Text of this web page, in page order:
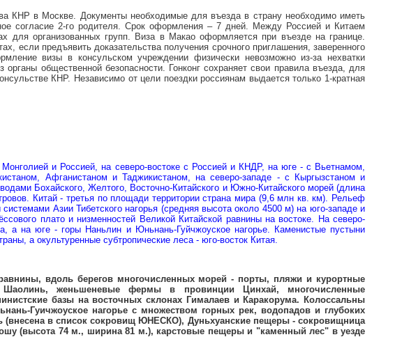
КНР в Москве. Документы необходимые для въезда в страну необходимо иметь
согласие 2-го родителя. Срок оформления – 7 дней. Между Россией и Китаем
для организованных групп. Виза в Макао оформляется при въезде на границе.
если предъявить доказательства получения срочного приглашения, заверенного
визы в консульском учреждении физически невозможно из-за нехватки
общественной безопасности. Гонконг сохраняет свои правила въезда, для
КНР. Независимо от цели поездки россиянам выдается только 1-кратная
и Россией, на северо-востоке с Россией и КНДР, на юге - с Вьетнамом,
Афганистаном и Таджикистаном, на северо-западе - c Кыргызстаном и
Бохайского, Желтого, Восточно-Китайского и Южно-Китайского морей (длина
Китай - третья по площади территории страна мира (9,6 млн кв. км). Рельеф
Азии Тибетского нагорья (средняя высота около 4500 м) на юго-западе и
плато и низменностей Великой Китайской равнины на востоке. На северо-
а на юге - горы Наньлин и Юньнань-Гуйчжоуское нагорье. Каменистые пустыни
а окультуренные субтропические леса - юго-восток Китая.
на 52 км. тянется знаменитый "Золотой пляж", обрамленный громадными песчаными дюнами. Неподалеку лежат не менее известные морские курорты Хэбэй и Кинхуангдао. В древнем городе Сиань находится уникальный музей терракотовых фигур воинов и коней из гробницы императора Циньшихуана, а около Чжоукоудянь расположены внесенные в список культурного наследия ЮНЕСКО уникальные археологические участки - место обнаружения ископаемых останков наиболее ранних форм человека. В Сучжоу насчитывается более 100 хорошо сохранившихся садово-парковых ансамблей, созданных многими поколениями императорских династий. К юго-востоку от Пекина находятся знаменитая живописная гора Тайшань - одна из наиболее почитаемых святынь в из пяти священных гор даосизма, а также храм Конфуция (478 г. до н. э.) и архитектурно-парковый комплекс резиденции Яньшэнгун недалеко от города Цюйфу с комплексом окружающих его особняков и "Лесом Конфуция" - огромным парком с уникальными деревьями и лучше всего сохранившимся древним кладбищем Китая. Расположенный в провинции Шаньси город Пинъяо был основан в VII-VIII вв. до н. э. и известен древней городской стеной (1370 г.) длиной более 6 км., храмом Чжэньгосы с деревянным павильоном Ваньфосы (X в.), уникальными храмами Шуанлиньсы (571 г.) и Цинсюйгуань (657 г.), а также старинными лавками и множеством храмов и монастырей. Город внесен в Список всемирного наследия ЮНЕСКО. Ещё один древний город из Списка всемирного наследия ЮНЕСКО - маленький Лицзян в провинции Юньнань. Главная достопримечательность города - выложенная разноцветными каменными плитами улица-площадь Сыфан - один из центров Шелкового и Чайного торговых путей древности. Особое очарование городу придают пересекающие его сотни ручьев и речушек, через которые переброшены около 1000 мостов, построенных в разные эпохи и в разных стилях. В Гуанчжоу, главном городе провинции Гуандун, протянувшейся вдоль побережья Южно-Китайского моря, стоит посетить главный зоопарк страны, музей Гуанчжоу, мечети Гуантасы и Хуайсенг, пагоду Женхай и храм Шести Смоковниц. Сам город представляет собой открытую экономическую зону с чрезвычайно развитой торговлей и начинающей интенсивно развиваться сферой морских курортов. Близлежащий Наньцзин, древняя (до 1420 г.) столица страны, славится широкими бульварами и тенистыми деревьями, что в условиях достаточно жаркого местного климата (его часто называют "одна из трех печей Китая") превращает его в своеобразный оазис. Здесь сохранились многочисленные средневековые сооружения, в том числе городская стена эпохи Мин (33 км. - самая длинная городская стена мира), храмы и пагоды, а также мавзолей первого президента Китайской республики Сунь Ятсена восточнее города. Чунцин - один из древних городов Китая, его история насчитывает более 3 тыс. лет. Город известен своими старыми, прилепившимися к склонам горы, кварталами, горячими источниками, живописными предгорьями гор Цзиньюньшань и Наньшань, а также близлежащими Улунскими пещерами, лесопарком Цзиньфошань, наскальными барельефами Дацзу, красочными водопадами на реке Цзыян в горах Ушань, великолепной крепостью "Дяоюйчэн" в Хэчуане, архитектурно-пейзажным ансамблем крепости Шибаочжай в уезде Чжунсянь, кумирней Чжан Фэя в Юньяне, буддийским монастырем Шуангуйтан в уезде Лянпин и "каменным лесом" уезда Ваньшэн. В самом городе интересны Музей "Хунъяньцунь", Мемориальный комплекс жертв гоминьдановских концлагерей, резиденции Чан Кайши, Чжан Чжичжуна ("Гуйюань") и Кун Сянси ("Кунъюань"). От города начинаются многочисленные речные круизы по великой реке Янцзы, к порогам Фулин и "небесной лестнице" в уезде Шичжу. В Гонконге, самом оживленном глубоководном порту мира, интересны парк Виктории на склоне горы, "район плавающих рынков" Абердин, храм Мэн Мо ("Храм Старика Мо"), Центральный рынок, "рай для моряков" Ванчай, здание Законодательного совета, англиканский собор Св. Джона, здание бывшей французской миссии, Дом правительства, прекраснейшие заповедные парки, площадь которых составляет около 40% всей территории города, зоологический и ботанический сады, пляжи Рипалз-Бей, Дип-Уотер-Бей и Стэнли, а также ультрасовременные здания банков и финансовых организаций. На полуостров Коулун, в Тсим Ша Тсуи, находится туристический центр Гонконга - тысячи магазинов и баров, Музей Космонавтики, Музей Истории и знаменитый отель Пенинсула, парк "Город, обнесенный стеной" с реликвиями династии Цин, гигантские шахматные доски, Сад птиц, оранжереи, экспозиция бонсай и другие ландшафтные памятники. Остров Лантау славится относительно нетронутой природой и монастырем По Линь с его гигантской статуей бронзового Будды. Отдельная административная единица Шанхай - один из крупнейших торговых городов мира. Кроме тысяч торговых учреждений улиц Нандзин Донлу, Хуайхай Чжунлу, Жинлин Донлу, Сычуань Бэйлу, Цзиньлин Донлу и Нянцзин Силу, а также районов Банд и Френчтаун, здесь обязательно следует осмотреть живописнейшую улицу Сижоу Крик, Старый город, площадь Реньминь с обширным Шанхайским музеем, Выставочный Центр Шанхая, Музей искусства и истории, Музей естественных наук, сад мандарина Ю (XVI в.), сад Пурпурных Осенних Облаков, храмы Нефритового Будды (Юйфэсы) и Чэнхуанмяо, а также величественная 5-ярусная пагода Лунхуа. Остров Хайнань ("Остров южнее моря"), часто называемый "Гавайи Востока", - один из лучших курортных районов в Восточной Азии. Гра